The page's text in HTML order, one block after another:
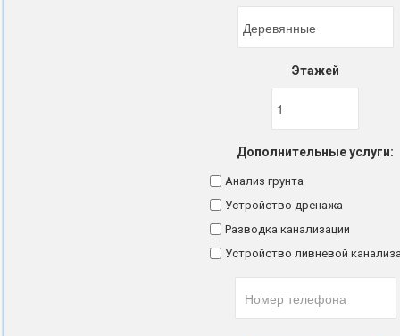
Этажей
Дополнительные услуги:
Анализ грунта
Устройство дренажа
Разводка канализации
Устройство ливневой